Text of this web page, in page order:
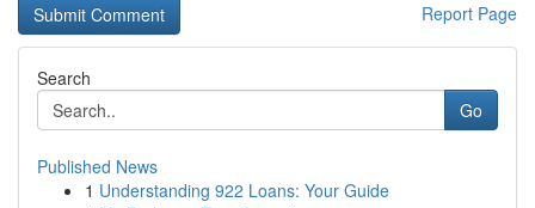
Report Page
Search
Go
Published News
1 Understanding 922 Loans: Your Guide